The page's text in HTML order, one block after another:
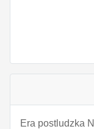
Era postludzka